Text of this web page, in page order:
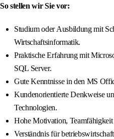
So stellen wir Sie vor:
Studium oder Ausbildung mit
Wirtschaftsinformatik.
Praktische Erfahrung mit
SQL Server.
Gute Kenntnisse in den MS
Kundenorientierte Denkweise
Technologien.
Hohe Motivation, Teamfähigkeit
Verständnis für